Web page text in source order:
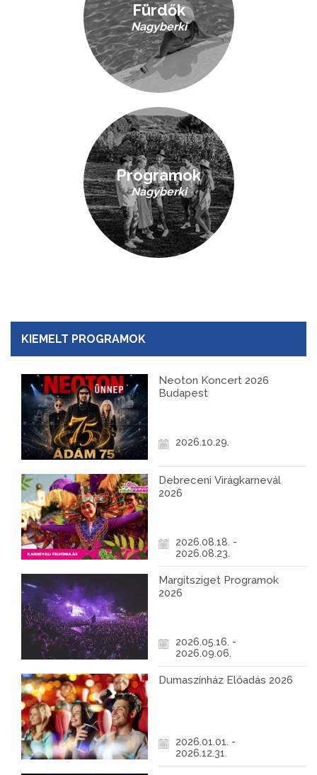
KIEMELT PROGRAMOK
Neoton Koncert 2026
Budapest
2026.10.29.
Debreceni Virágkarnevál
2026
2026.08.18. -
2026.08.23.
Margitsziget Programok
2026
2026.05.16. -
2026.09.06.
Dumaszínház Előadás 2026
2026.01.01. -
2026.12.31.
Fürdők
Nagyberki
Programok
Nagyberki